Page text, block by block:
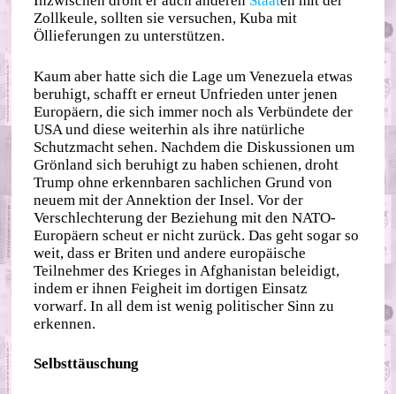
Zollkeule, sollten sie versuchen, Kuba mit
Öllieferungen zu unterstützen.
Kaum aber hatte sich die Lage um Venezuela etwas
beruhigt, schafft er erneut Unfrieden unter jenen
Europäern, die sich immer noch als Verbündete der
USA und diese weiterhin als ihre natürliche
Schutzmacht sehen. Nachdem die Diskussionen um
Grönland sich beruhigt zu haben schienen, droht
Trump ohne erkennbaren sachlichen Grund von
neuem mit der Annektion der Insel. Vor der
Verschlechterung der Beziehung mit den NATO-
Europäern scheut er nicht zurück. Das geht sogar so
weit, dass er Briten und andere europäische
Teilnehmer des Krieges in Afghanistan beleidigt,
indem er ihnen Feigheit im dortigen Einsatz
vorwarf. In all dem ist wenig politischer Sinn zu
erkennen.
Selbsttäuschung